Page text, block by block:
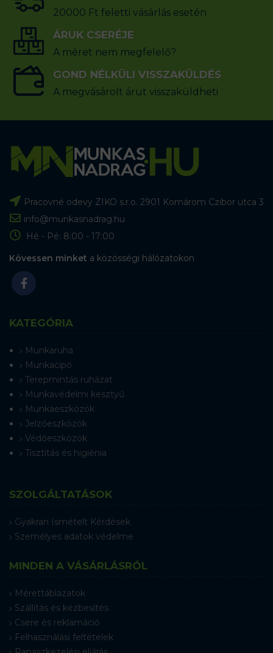
20000 Ft feletti vásárlás esetén
ÁRUK CSERÉJE
A méret nem megfelelő?
GOND NÉLKÜLI VISSZAKÜLDÉS
A megvásárolt árut visszaküldheti
Pracovné odevy ZIKO s.r.o. 2901 Komárom Czibor utca 3
info@munkasnadrag.hu
Hé - Pé: 8:00 - 17:00
Kövessen minket a közösségi hálózatokon
KATEGÓRIA
Munkaruha
Munkacipő
Terepmintás ruházat
Munkavédelmi kesztyű
Munkaeszközök
Jelzőeszközök
Védőeszközök
Tisztítás és higiénia
SZOLGÁLTATÁSOK
Gyakran Ismételt Kérdések
Személyes adatok védelme
MINDEN A VÁSÁRLÁSRÓL
Mérettáblázatok
Szállítás és kézbesítés
Csere és reklamáció
Felhasználási feltételek